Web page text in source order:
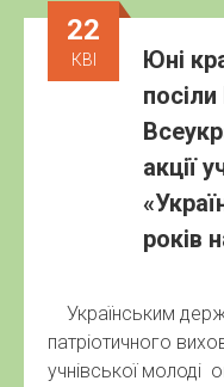
22
КВІ
Юні
посіли
акції
років
Українським
патріотичного
учнівської молоді